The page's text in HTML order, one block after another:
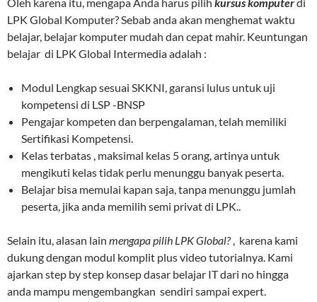
LPK Global Komputer? Sebab anda akan menghemat waktu
belajar, belajar komputer mudah dan cepat mahir. Keuntungan
belajar di LPK Global Intermedia adalah :
Modul Lengkap sesuai SKKNI, garansi lulus untuk uji
kompetensi di LSP -BNSP
Pengajar kompeten dan berpengalaman, telah memiliki
Sertifikasi Kompetensi.
Kelas terbatas , maksimal kelas 5 orang, artinya untuk
mengikuti kelas tidak perlu menunggu banyak peserta.
Belajar bisa memulai kapan saja, tanpa menunggu jumlah
peserta, jika anda memilih semi privat di LPK..
Selain itu, alasan lain mengapa pilih LPK Global?, karena kami
dukung dengan modul komplit plus video tutorialnya. Kami
ajarkan step by step konsep dasar belajar IT dari no hingga
anda mampu mengembangkan sendiri sampai expert.